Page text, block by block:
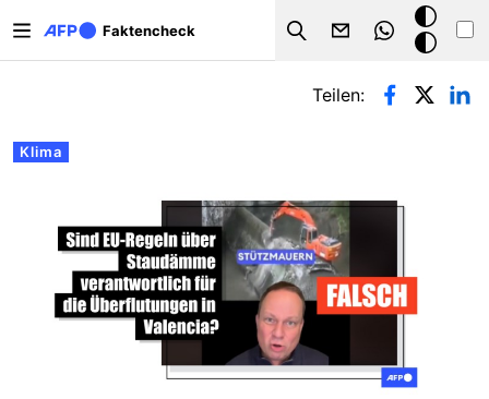
Faktencheck
Search
Dark
Mode
Primäre Reiter
Klima
Teilen: